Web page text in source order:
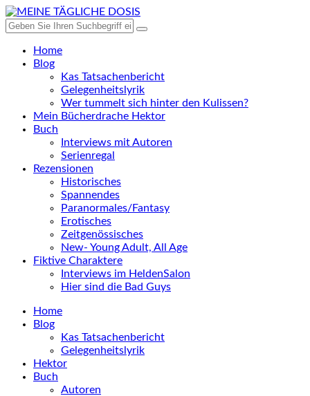
Home
Blog
Kas Tatsachenbericht
Gelegenheitslyrik
Wer tummelt sich hinter den Kulissen?
Mein Bücherdrache Hektor
Buch
Interviews mit Autoren
Serienregal
Rezensionen
Historisches
Spannendes
Paranormales/Fantasy
Erotisches
Zeitgenössisches
New- Young Adult, All Age
Fiktive Charaktere
Interviews im HeldenSalon
Hier sind die Bad Guys
Home
Blog
Kas Tatsachenbericht
Gelegenheitslyrik
Hektor
Buch
Autoren